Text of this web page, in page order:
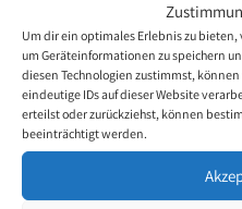
Um dir ein optimales Erlebnis zu
um Geräteinformationen zu speichern
diesen Technologien zustimmst,
eindeutige IDs auf dieser Website
erteilst oder zurückziehst, können
beeinträchtigt werden.
Shely Cohen wurde am 21.
Alter von 18 Jahren war sie als
Verkehrsunfall verwickelt, bei
C5 verletzt wurde. Daraus
ihrer oberen sowie unteren
Rehabilitationsprozess schloss
an einem Programmierkurs teil
‚Filmwissenschaft‘ an der